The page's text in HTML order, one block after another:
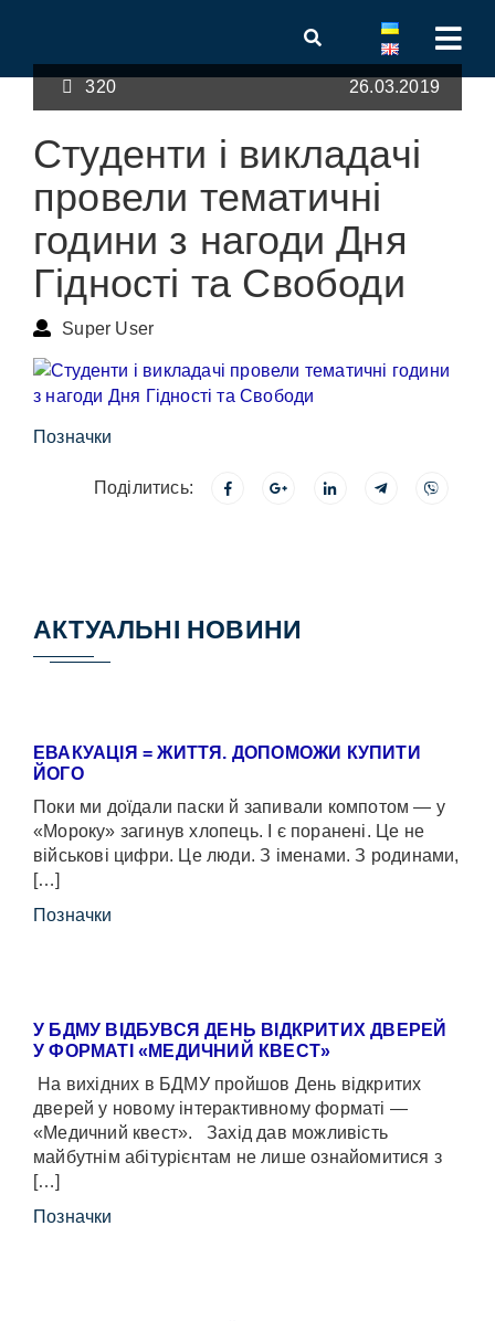
320 26.03.2019
Студенти і викладачі
провели тематичні
години з нагоди Дня
Гідності та Свободи
Super User
Позначки
Поділитись:
АКТУАЛЬНІ НОВИНИ
ЕВАКУАЦІЯ = ЖИТТЯ. ДОПОМОЖИ КУПИТИ
ЙОГО
Поки ми доїдали паски й запивали компотом — у
«Мороку» загинув хлопець. І є поранені. Це не
військові цифри. Це люди. З іменами. З родинами,
[…]
Позначки
У БДМУ ВІДБУВСЯ ДЕНЬ ВІДКРИТИХ ДВЕРЕЙ
У ФОРМАТІ «МЕДИЧНИЙ КВЕСТ»
На вихідних в БДМУ пройшов День відкритих
дверей у новому інтерактивному форматі —
«Медичний квест». Захід дав можливість
майбутнім абітурієнтам не лише ознайомитися з
[…]
Позначки